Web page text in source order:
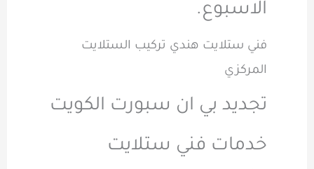
الاسبوع.
فني ستلايت هندي تركيب الستلايت
المركزي
تجديد بي ان سبورت الكويت
خدمات فني ستلايت